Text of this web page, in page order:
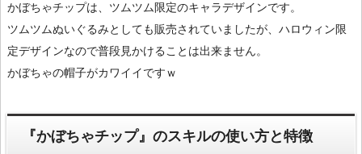
かぼちゃチップは、ツムツム限定のキャラデザインです。
ツムツムぬいぐるみとしても販売されていましたが、ハロウィン限
定デザインなので普段見かけることは出来ません。
かぼちゃの帽子がカワイイですｗ
『かぼちゃチップ』のスキルの使い方と特徴